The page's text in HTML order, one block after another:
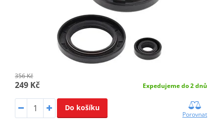
356 Kč
249 Kč Expedujeme do 2 dnů
Do košíku
Porovnat